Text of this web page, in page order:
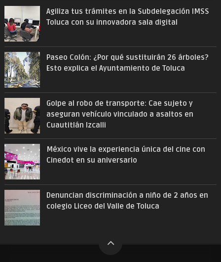
Agiliza tus trámites en la Subdelegación IMSS
Toluca con su innovadora sala digital
Paseo Colón: ¿Por qué sustituirán 26 árboles?
Esto explica el Ayuntamiento de Toluca
Golpe al robo de transporte: Cae sujeto y
aseguran vehículo vinculado a asaltos en
Cuautitlán Izcalli
México vive la experiencia única del cine con
Cinedot en su aniversario
Denuncian discriminación a niño de 2 años en
colegio Liceo del Valle de Toluca